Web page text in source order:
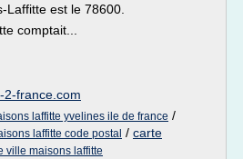
Laffitte est le 78600.
comptait...
2-france.com
laffitte yvelines ile de france /
laffitte code postal / carte
ville maisons laffitte